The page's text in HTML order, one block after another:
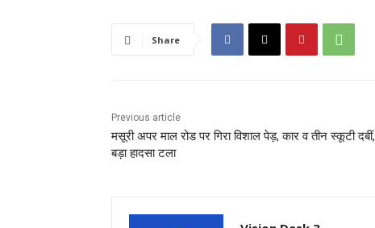
Share
Previous article
मसूरी अपर माल रोड पर गिरा विशाल पेड़, कार व तीन स्कूटी दबीं,
बड़ा हादसा टला